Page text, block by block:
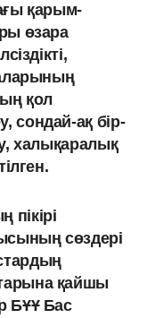
қарым-
өзара
қол
сондай-ақ бір-
халықаралық
сөздері
қайшы
БҰҰ Бас